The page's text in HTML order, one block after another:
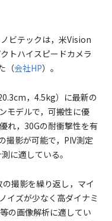
ノビテックは，米Vision
トハイスピードカメラ
（会社HP）。
，4.5kg）に最新の
モデルで，可搬性に優
れ，30Gの耐衝撃性を有
撮影が可能で，PIV測定
に適している。
撮影を繰り返し，マイ
イズが少なく高ダイナミ
の画像解析に適してい